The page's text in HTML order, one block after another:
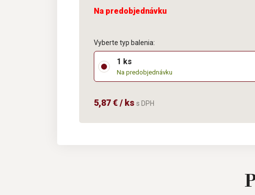
Na predobjednávku
Vyberte typ balenia:
1 ks
Na predobjednávku
5,87 € / ks s DPH